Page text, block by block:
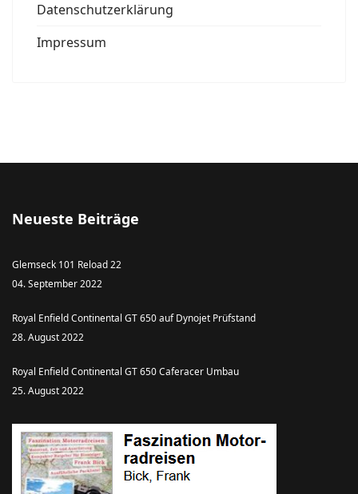
Datenschutzerklärung
Impressum
Neueste Beiträge
Glemseck 101 Reload 22
04. September 2022
Royal Enfield Continental GT 650 auf Dynojet Prüfstand
28. August 2022
Royal Enfield Continental GT 650 Caferacer Umbau
25. August 2022